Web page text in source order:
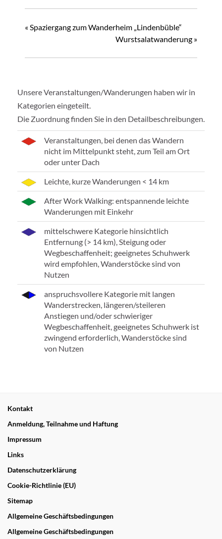
« Spaziergang zum Wanderheim „Lindenbüble“
Wurstsalatwanderung »
Unsere Veranstaltungen/Wanderungen haben wir in
Kategorien eingeteilt.
Die Zuordnung finden Sie in den Detailbeschreibungen.
Veranstaltungen, bei denen das Wandern
nicht im Mittelpunkt steht, zum Teil am Ort
oder unter Dach
Leichte, kurze Wanderungen < 14 km
After Work Walking: entspannende leichte
Wanderungen mit Einkehr
mittelschwere Kategorie hinsichtlich
Entfernung (> 14 km), Steigung oder
Wegbeschaffenheit; geeignetes Schuhwerk
wird empfohlen, Wanderstöcke sind von
Nutzen
anspruchsvollere Kategorie mit langen
Wanderstrecken, längeren/steileren
Anstiegen und/oder schwieriger
Wegbeschaffenheit, geeignetes Schuhwerk ist
zwingend erforderlich, Wanderstöcke sind
von Nutzen
Kontakt
Anmeldung, Teilnahme und Haftung
Impressum
Links
Datenschutzerklärung
Cookie-Richtlinie (EU)
Sitemap
Allgemeine Geschäftsbedingungen
Allgemeine Geschäftsbedingungen